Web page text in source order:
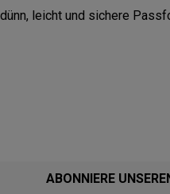
leicht und sichere
ABONNIERE